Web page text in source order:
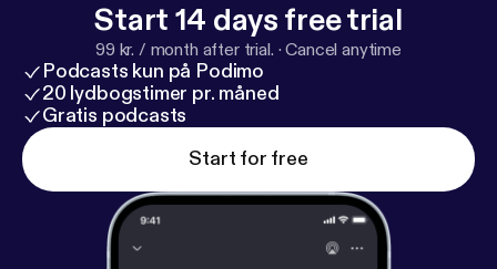
Start 14 days free trial
99 kr. / month after trial. ·Cancel anytime
Podcasts kun på Podimo
20 lydbogstimer pr. måned
Gratis podcasts
Start for free